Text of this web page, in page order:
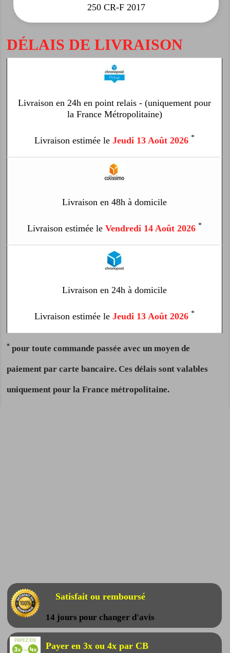
250 CR-F 2017
DÉLAIS DE LIVRAISON
Livraison en 24h en point relais - (uniquement pour
la France Métropolitaine)
Livraison estimée le Jeudi 13 Août 2026 *
Livraison en 48h à domicile
Livraison estimée le Vendredi 14 Août 2026 *
Livraison en 24h à domicile
Livraison estimée le Jeudi 13 Août 2026 *
* pour toute commande passée avec un moyen de
paiement par carte bancaire. Ces délais sont valables
uniquement pour la France métropolitaine.
Satisfait ou remboursé
14 jours pour changer d'avis
Payer en 3x ou 4x par CB